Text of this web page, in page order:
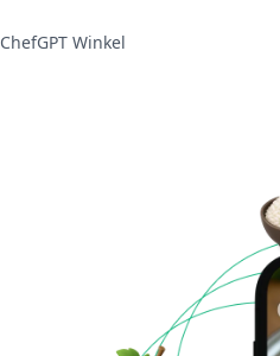
ChefGPT Winkel